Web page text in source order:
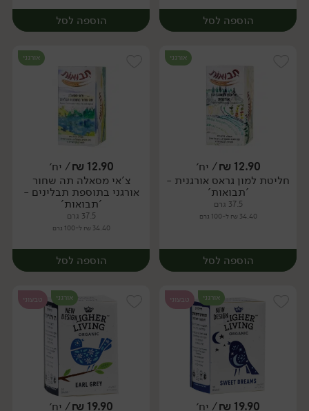
הוספה לסל
יח׳
הוספה לסל
יח׳
אורגני
12.90
₪/ יח׳
חליטת למון גראס אורגנית -
'תבואות'
37.5 גרם
34.40 ₪ ל-100 גרם
הוספה לסל
אורגני
12.90
₪/ יח׳
צ'אי מסאלה תה שחור
אורגני בתוספת תבלינים -
'תבואות'
37.5 גרם
34.40 ₪ ל-100 גרם
הוספה לסל
אורגני טבעוני
19.90
₪/ יח׳
אורגני טבעוני
19.90
₪/ יח׳